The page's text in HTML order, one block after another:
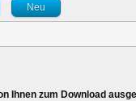
Neu
Ihnen zum Download